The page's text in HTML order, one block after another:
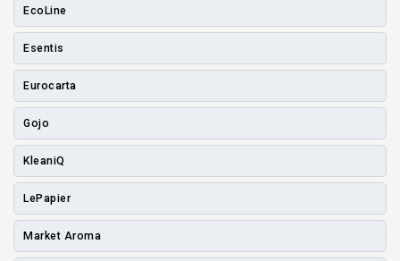
EcoLine
Esentis
Eurocarta
Gojo
KleaniQ
LePapier
Market Aroma